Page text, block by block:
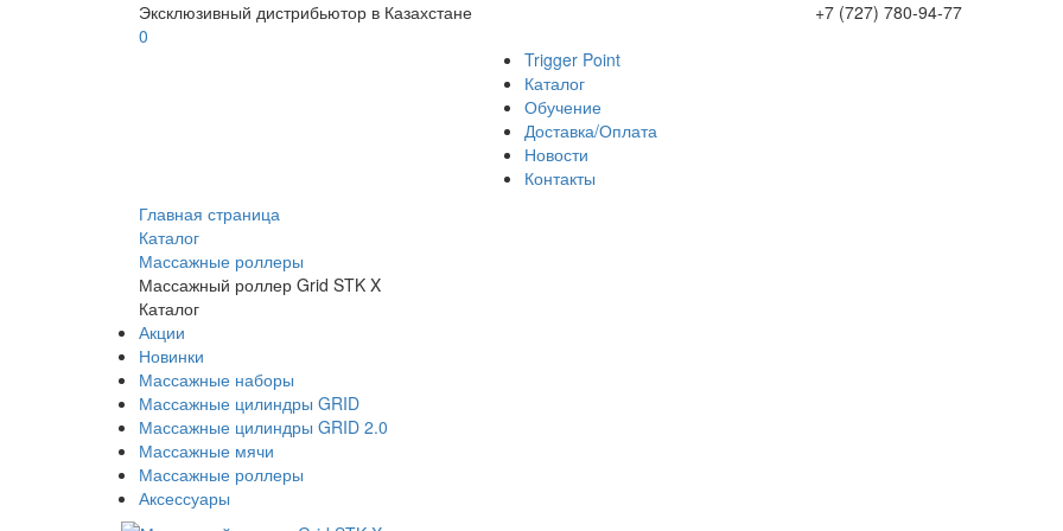
Эксклюзивный дистрибьютор в Казахстане
+7 (727) 780-94-77
0
Trigger Point
Каталог
Обучение
Доставка/Оплата
Новости
Контакты
Главная страница
Каталог
Массажные роллеры
Массажный роллер Grid STK X
Каталог
Акции
Новинки
Массажные наборы
Массажные цилиндры GRID
Массажные цилиндры GRID 2.0
Массажные мячи
Массажные роллеры
Аксессуары